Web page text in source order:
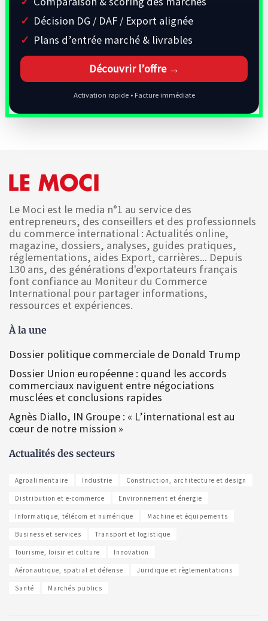
Décision DG / DAF / Export alignée
Plans d’entrée marché & livrables
Découvrir l’offre →
Activation rapide • Facture immédiate
Le Moci est le media n°1 au service des
entrepreneurs, des conseillers et des professionnels
du commerce international : Actualités online,
magazine, dossiers, analyses, guides pratiques,
réglementations, aides Export, carrières... Depuis
130 ans, des générations d'exportateurs français
font confiance au Moniteur du Commerce
International pour partager informations,
ressources et expériences.
À la une
Dossier politique commerciale de Donald Trump
Dossier Union européenne : quand les accords
commerciaux naviguent entre négociations
musclées et conclusions rapides
Agnès Diallo, IN Groupe : « L’international est au
cœur de notre mission »
Actualités des secteurs
Agroalimentaire Industrie Construction, architecture et design
Distribution et e-commerce Environnement et énergie
Informatique, télécom et numérique Machine et équipements
Business et services Transport et logistique
Tourisme, loisir et culture Innovation
Aéronautique, spatial et défense Juridique et règlementations
Santé Marchés publics